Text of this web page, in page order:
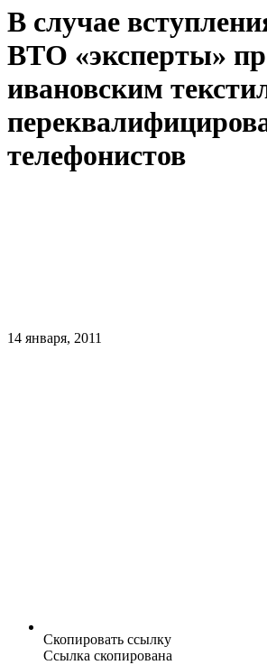
В случае
ВТО «эксперты»
ивановским
телефонистов
14 января, 2011
Скопировать ссылку
Ссылка скопирована